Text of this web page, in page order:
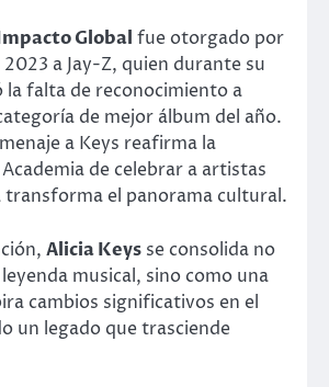
Global fue otorgado por
a Jay-Z, quien durante su
la falta de reconocimiento a
de mejor álbum del año.
a Keys reafirma la
de celebrar a artistas
transforma el panorama cultural.
Alicia Keys se consolida no
musical, sino como una
cambios significativos en el
un legado que trasciende